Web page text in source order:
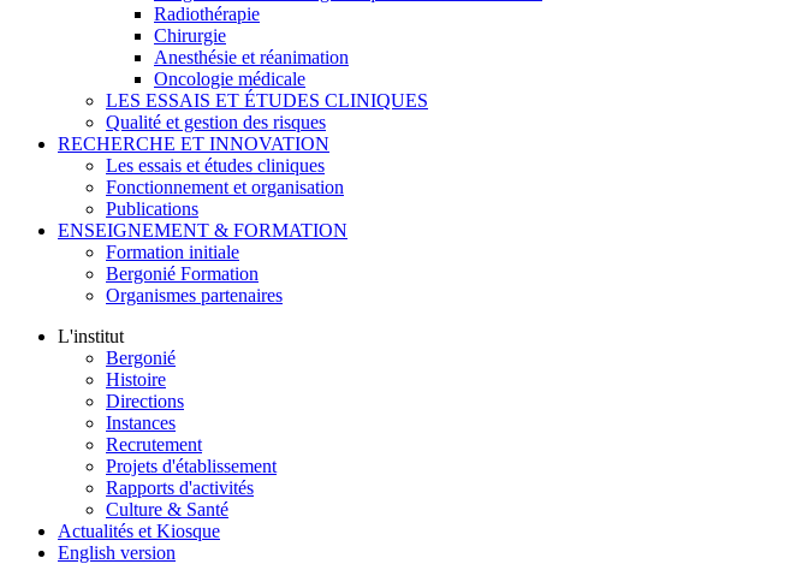
Radiothérapie
Chirurgie
Anesthésie et réanimation
Oncologie médicale
LES ESSAIS ET ÉTUDES CLINIQUES
Qualité et gestion des risques
RECHERCHE ET INNOVATION
Les essais et études cliniques
Fonctionnement et organisation
Publications
ENSEIGNEMENT & FORMATION
Formation initiale
Bergonié Formation
Organismes partenaires
L'institut
Bergonié
Histoire
Directions
Instances
Recrutement
Projets d'établissement
Rapports d'activités
Culture & Santé
Actualités et Kiosque
English version